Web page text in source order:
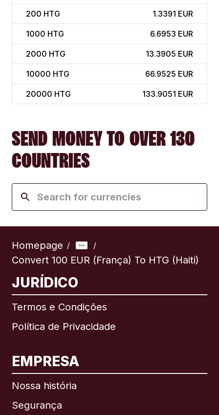
200 HTG 1.3391 EUR
1000 HTG 6.6953 EUR
2000 HTG 13.3905 EUR
10000 HTG 66.9525 EUR
20000 HTG 133.9051 EUR
SEND MONEY TO OVER 130
COUNTRIES
Homepage / /
Convert 100 EUR (França) To HTG (Haiti)
JURÍDICO
Termos e Condições
Política de Privacidade
EMPRESA
Nossa história
Segurança